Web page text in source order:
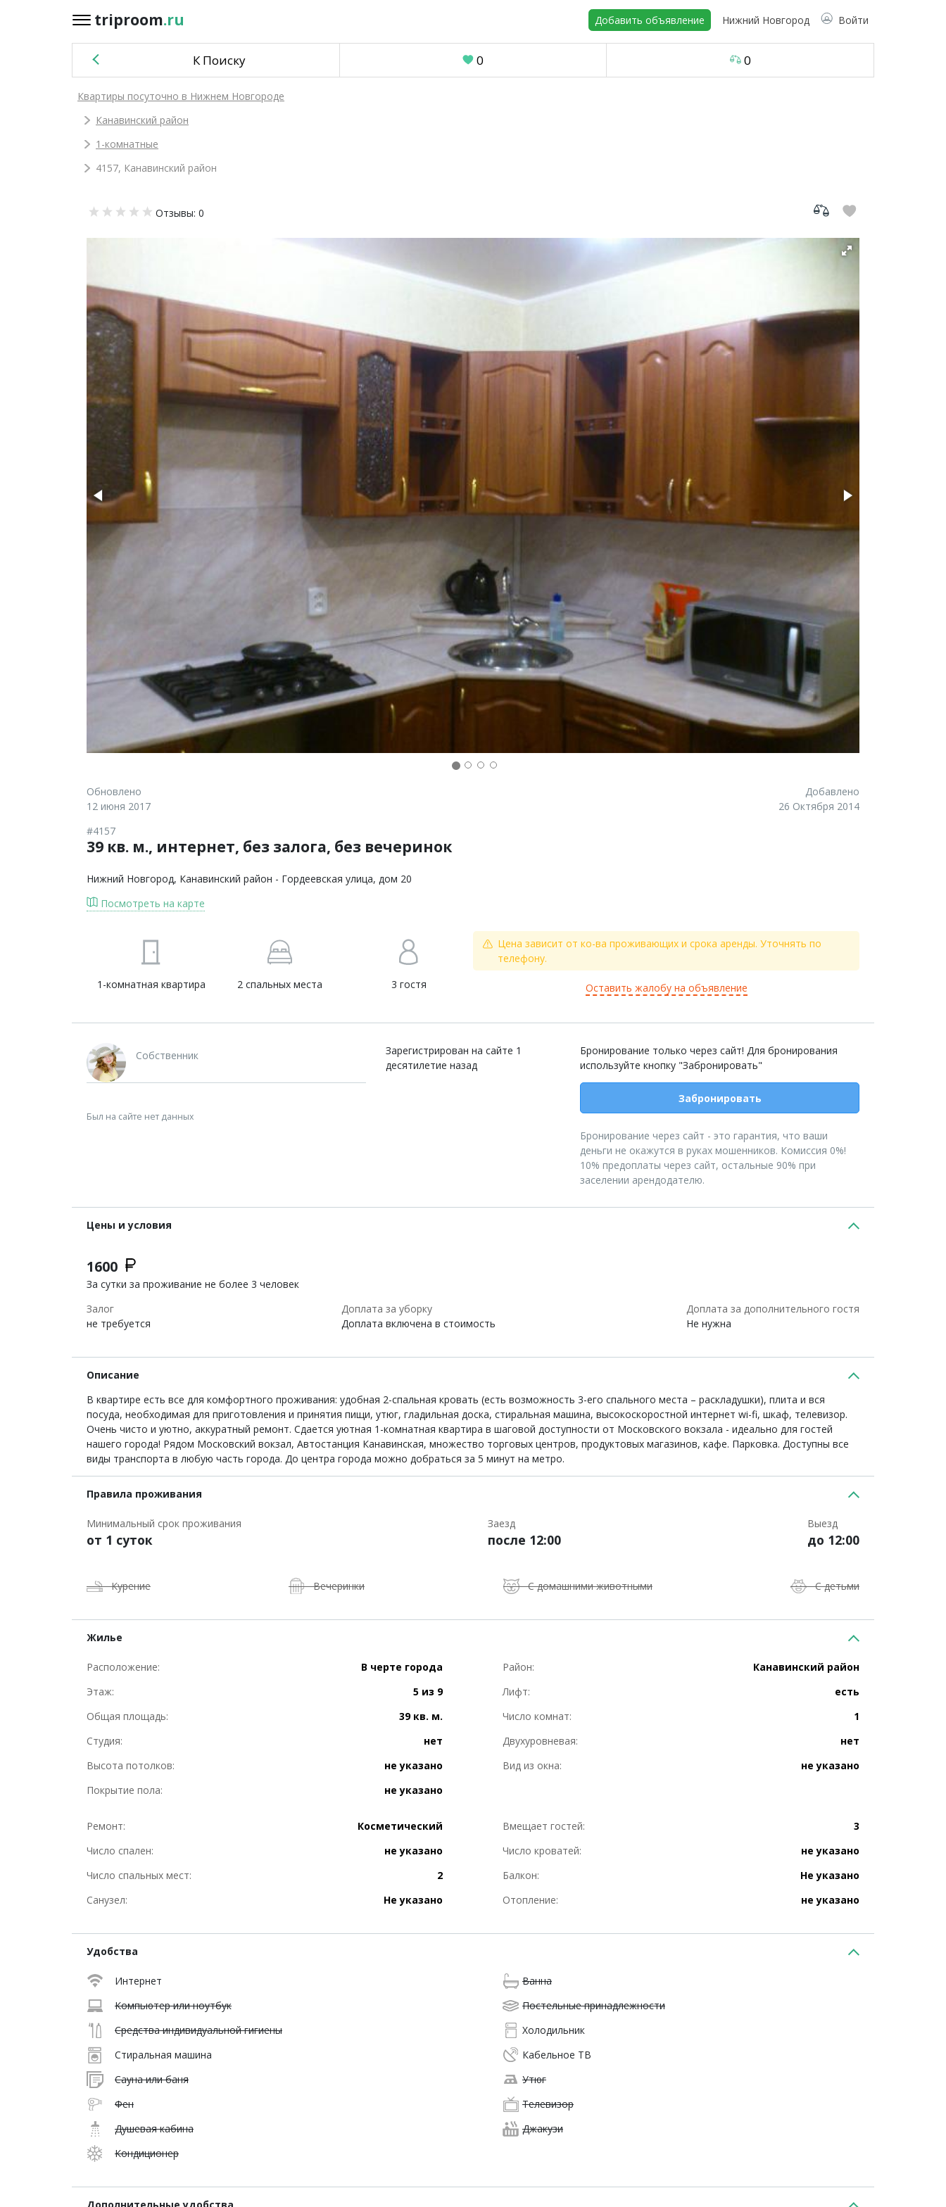
triproom.ru Добавить объявление Нижний Новгород Войти
triproom.ru
Войти / Зарегистрироваться
К Поиску 0 0
Квартиры посуточно в Нижнем Новгороде
Канавинский район
1-комнатные
4157, Канавинский район
Отзывы: 0
Обновлено
12 июня 2017
Добавлено
26 Октября 2014
39 кв. м., интернет, без залога, без вечеринок
#4157
Нижний Новгород, Канавинский район - Гордеевская улица, дом 20
Посмотреть на карте
1-комнатная квартира 2 спальных места 3 гостя
Цена зависит от ко-ва проживающих и срока аренды. Уточнять по
телефону.
Оставить жалобу на объявление
Собственник
Был на сайте нет данных
Зарегистрирован на сайте 1
десятилетие назад
Бронирование только через сайт! Для бронирования
используйте кнопку "Забронировать"
Забронировать
Бронирование через сайт - это гарантия, что ваши
деньги не окажутся в руках мошенников. Комиссия 0%!
10% предоплаты через сайт, остальные 90% при
заселении арендодателю.
Цены и условия
1600
За сутки за проживание не более 3 человек
Залог
не требуется
Доплата за уборку
Доплата включена в стоимость
Доплата за дополнительного гостя
Не нужна
Описание
В квартире есть все для комфортного проживания: удобная 2-спальная кровать (есть возможность 3-его спального места – раскладушки), плита и вся
посуда, необходимая для приготовления и принятия пищи, утюг, гладильная доска, стиральная машина, высокоскоростной интернет wi-fi, шкаф, телевизор.
Очень чисто и уютно, аккуратный ремонт. Сдается уютная 1-комнатная квартира в шаговой доступности от Московского вокзала - идеально для гостей
нашего города! Рядом Московский вокзал, Автостанция Канавинская, множество торговых центров, продуктовых магазинов, кафе. Парковка. Доступны все
виды транспорта в любую часть города. До центра города можно добраться за 5 минут на метро.
Правила проживания
Минимальный срок проживания
от 1 суток
Заезд
после 12:00
Выезд
до 12:00
Курение Вечеринки С домашними животными С детьми
Жилье
Расположение: В черте города Район:
Канавинский район
Этаж:
5 из 9 Лифт:
есть
Общая площадь:
39 кв. м. Число комнат:
1
Студия:
нет Двухуровневая:
нет
Высота потолков:
не указано Вид из окна:
не указано
Покрытие пола:
не указано
Ремонт: Косметический Вмещает гостей:
3
Число спален:
не указано Число кроватей:
не указано
Число спальных мест:
2 Балкон:
Не указано
Санузел:
Не указано Отопление: не указано
Удобства
Интернет
Ванна
Компьютер или ноутбук
Постельные принадлежности
Средства индивидуальной гигиены
Холодильник
Стиральная машина
Кабельное ТВ
Сауна или баня
Утюг
Фен
Телевизор
Душевая кабина
Джакузи
Кондиционер